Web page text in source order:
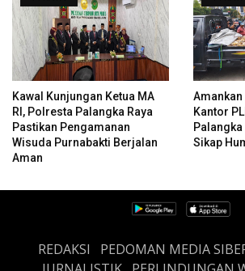
Kawal Kunjungan Ketua MA
RI, Polresta Palangka Raya
Pastikan Pengamanan
Wisuda Purnabakti Berjalan
Aman
Amankan
Kantor
Palangka
Sikap
REDAKSI PEDOMAN MEDIA